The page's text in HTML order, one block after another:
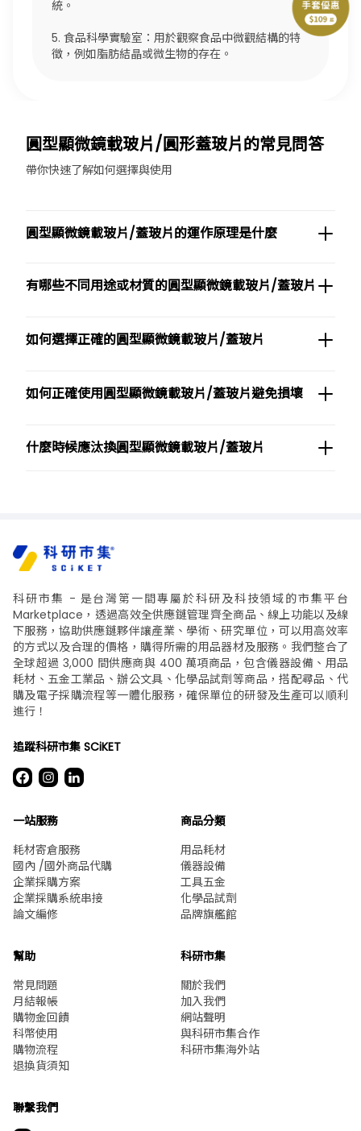
統。
5. 食品科學實驗室：用於觀察食品中微觀結構的特
徵，例如脂肪結晶或微生物的存在。
圓型顯微鏡載玻片/圓形蓋玻片的常見問答
帶你快速了解如何選擇與使用
圓型顯微鏡載玻片/蓋玻片的運作原理是什麼
有哪些不同用途或材質的圓型顯微鏡載玻片/蓋玻片
如何選擇正確的圓型顯微鏡載玻片/蓋玻片
如何正確使用圓型顯微鏡載玻片/蓋玻片避免損壞
什麼時候應汰換圓型顯微鏡載玻片/蓋玻片
科研市集 - 是台灣第一間專屬於科研及科技領域的市集平台
Marketplace，透過高效全供應鏈管理齊全商品、線上功能以及線
下服務，協助供應鏈夥伴讓產業、學術、研究單位，可以用高效率
的方式以及合理的價格，購得所需的用品器材及服務。我們整合了
全球超過 3,000 間供應商與 400 萬項商品，包含儀器設備、用品
耗材、五金工業品、辦公文具、化學品試劑等商品，搭配尋品、代
購及電子採購流程等一體化服務，確保單位的研發及生產可以順利
進行！
追蹤科研市集 SCiKET
一站服務
耗材寄倉服務
國內 /國外商品代購
企業採購方案
企業採購系統串接
論文編修
商品分類
用品耗材
儀器設備
工具五金
化學品試劑
品牌旗艦館
幫助
常見問題
月結報帳
購物金回饋
科幣使用
購物流程
退換貨須知
科研市集
關於我們
加入我們
網站聲明
與科研市集合作
科研市集海外站
聯繫我們